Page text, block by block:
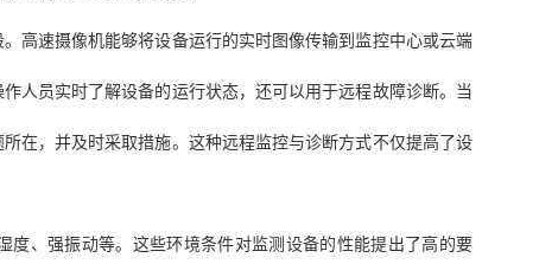
高速摄像机能够将设备运行的实时图像传输到监控中心或云端
人员实时了解设备的运行状态，还可以用于远程故障诊断。当
在，并及时采取措施。这种远程监控与诊断方式不仅提高了设
、强振动等。这些环境条件对监测设备的性能提出了高的要